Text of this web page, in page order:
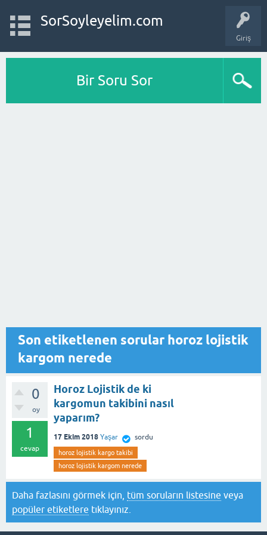
Giriş
SorSoyleyelim.com
Bir Soru Sor
Son etiketlenen sorular horoz lojistik
kargom nerede
0
oy
1
cevap
Horoz Lojistik de ki
kargomun takibini nasıl
yaparım?
17 Ekim 2018 Yaşar sordu
horoz lojistik kargo takibi
horoz lojistik kargom nerede
Daha fazlasını görmek için, tüm soruların listesine veya
popüler etiketlere tıklayınız.